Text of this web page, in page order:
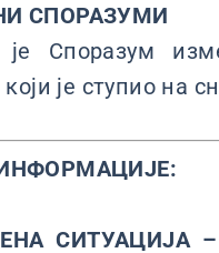
СПОРАЗУМИ
Споразум
је ступио на
СИТУАЦИЈА –